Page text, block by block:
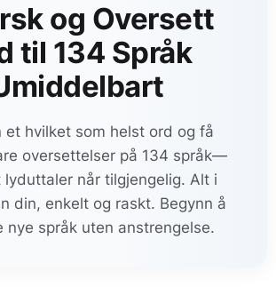
og Oversett
til 134 Språk
et hvilket som helst ord og få
oversettelser på 134 språk—
lyduttaler når tilgjengelig. Alt i
din, enkelt og raskt. Begynn å
nye språk uten anstrengelse.